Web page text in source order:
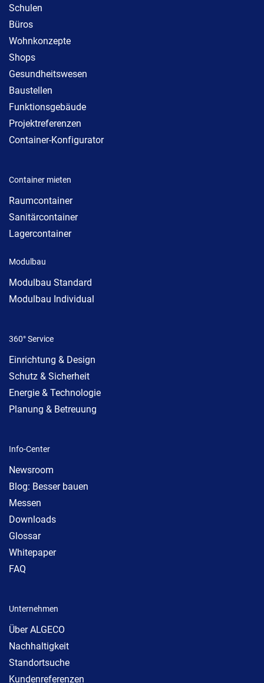
Schulen
Büros
Wohnkonzepte
Shops
Gesundheitswesen
Baustellen
Funktionsgebäude
Projektreferenzen
Container-Konfigurator
Container mieten
Raumcontainer
Sanitärcontainer
Lagercontainer
Modulbau
Modulbau Standard
Modulbau Individual
360° Service
Einrichtung & Design
Schutz & Sicherheit
Energie & Technologie
Planung & Betreuung
Info-Center
Newsroom
Blog: Besser bauen
Messen
Downloads
Glossar
Whitepaper
FAQ
Unternehmen
Über ALGECO
Nachhaltigkeit
Standortsuche
Kundenreferenzen